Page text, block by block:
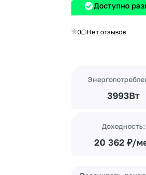
Доступно
0 Нет отзывов
3993Вт
Доходность:
20 362 ₽/